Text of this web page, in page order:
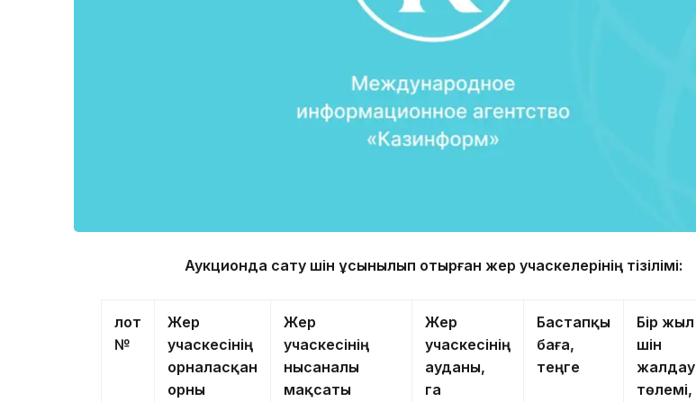
Аукционда сату үшін ұсынылып отырған жер учаскелерінің тізілімі:
лот
№
Жер
учаскесінің
орналасқан
орны
Жер
учаскесінің
нысаналы
мақсаты
Жер
учаскесінің
ауданы,
га
Бастапқы
баға,
теңге
Бір жыл
үшін
жалдау
төлемі,